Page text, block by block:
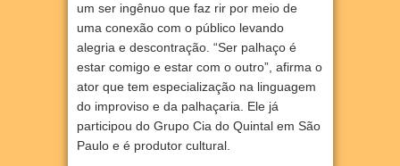
um ser ingênuo que faz rir por meio de
uma conexão com o público levando
alegria e descontração. “Ser palhaço é
estar comigo e estar com o outro”, afirma o
ator que tem especialização na linguagem
do improviso e da palhaçaria. Ele já
participou do Grupo Cia do Quintal em São
Paulo e é produtor cultural.